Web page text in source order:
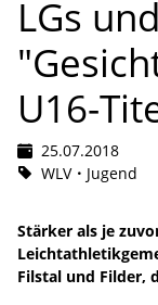
LGs
U16-
25.07.2018
WLV
Jugend
Stärker als je
Filstal und Filder,